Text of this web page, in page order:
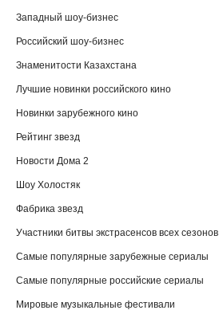
Западный шоу-бизнес
Российский шоу-бизнес
Знаменитости Казахстана
Лучшие новинки российского кино
Новинки зарубежного кино
Рейтинг звезд
Новости Дома 2
Шоу Холостяк
Фабрика звезд
Участники битвы экстрасенсов всех сезонов
Самые популярные зарубежные сериалы
Самые популярные российские сериалы
Мировые музыкальные фестивали